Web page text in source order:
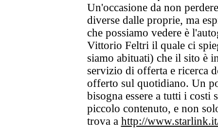
Un'occasione da non
diverse dalle proprie, ma
che possiamo vedere è
Vittorio Feltri il quale ci
siamo abituati) che il sito è
servizio di offerta e ricerca
offerto sul quotidiano. Un
bisogna essere a tutti i costi
piccolo contenuto, e non
trova a http://